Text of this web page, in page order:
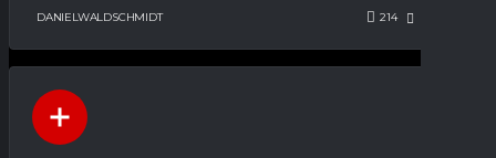
DANIELWALDSCHMIDT 214